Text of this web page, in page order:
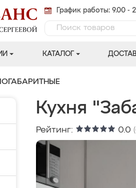
График работы: 9.00 -
КАТАЛОГ
Кухня
Рейтинг: 0.0 (